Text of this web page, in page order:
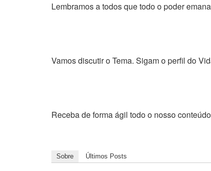
Lembramos a todos que todo o poder
Vamos discutir o Tema. Sigam o perfil do
Receba de forma ágil todo o nosso
Sobre Últimos Posts